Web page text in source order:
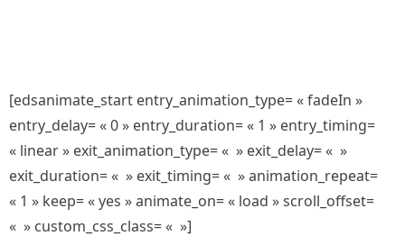
[edsanimate_start entry_animation_type= « fadeIn »
entry_delay= « 0 » entry_duration= « 1 » entry_timing=
« linear » exit_animation_type= « » exit_delay= « »
exit_duration= « » exit_timing= « » animation_repeat=
« 1 » keep= « yes » animate_on= « load » scroll_offset=
« » custom_css_class= « »]